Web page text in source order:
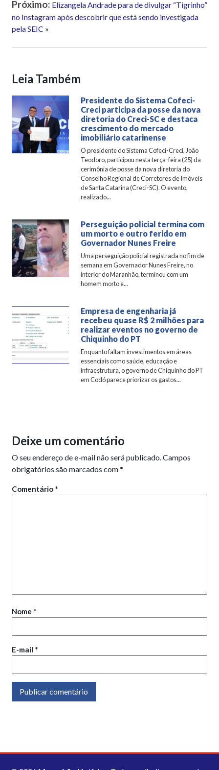
Próximo: Elizangela Andrade para de divulgar “Tigrinho”
no Instagram após descobrir que está sendo investigada
pela SEIC »
Leia Também
Presidente do Sistema Cofeci-
Creci participa da posse da nova
diretoria do Creci-SC e destaca
crescimento do mercado
imobiliário catarinense
O presidente do Sistema Cofeci-Creci, João
Teodoro, participou nesta terça-feira (25) da
cerimônia de posse da nova diretoria do
Conselho Regional de Corretores de Imóveis
de Santa Catarina (Creci-SC). O evento,
realizado...
Perseguição policial termina com
um morto e outro ferido em
Governador Nunes Freire
Uma perseguição policial registrada no fim de
semana em Governador Nunes Freire, no
interior do Maranhão, terminou com um
homem morto e...
Empresa de engenharia já
recebeu quase R$ 2 milhões para
realizar eventos no governo de
Chiquinho do PT
Enquanto faltam investimentos em áreas
essenciais como saúde, educação e
infraestrutura, o governo de Chiquinho do PT
em Codó parece priorizar os gastos...
Deixe um comentário
O seu endereço de e-mail não será publicado.Campos
obrigatórios são marcados com*
Comentário *
Nome *
E-mail *